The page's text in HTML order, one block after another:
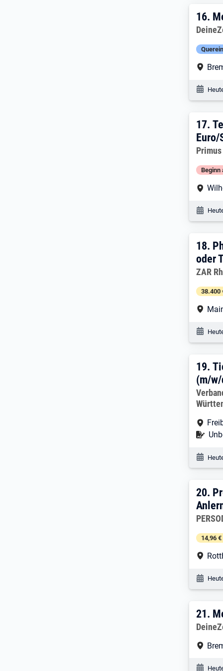
16.
16.
17.
17.
Beginn
18.
18.
oder
ZAR
38.400
19.
19.
(m/
20.
20.
14,96
21.
21.